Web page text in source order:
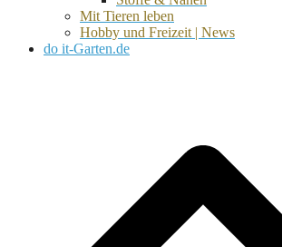
Mit Tieren leben
Hobby und Freizeit | News
do it-Garten.de